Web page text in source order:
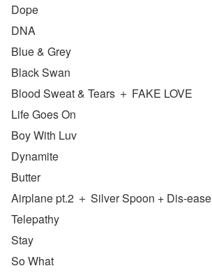
Dope
DNA
Blue & Grey
Black Swan
Blood Sweat & Tears ＋ FAKE LOVE
Life Goes On
Boy With Luv
Dynamite
Butter
Airplane pt.2 ＋ Silver Spoon + Dis-ease
Telepathy
Stay
So What